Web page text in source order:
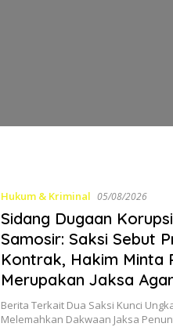
Hukum & Kriminal 05/08/2026
Sidang Dugaan
Samosir: Saksi Sebut
Kontrak, Hakim Minta
Merupakan Jaksa
Berita Terkait Dua Saksi Kunci
Melemahkan Dakwaan Jaksa